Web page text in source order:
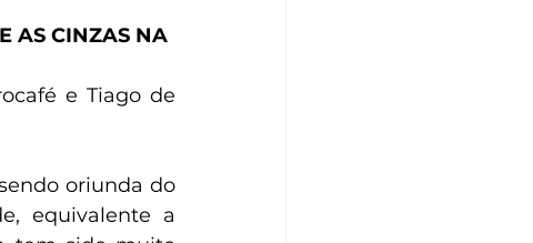
AS CINZAS NA
e Tiago de
equivalente a